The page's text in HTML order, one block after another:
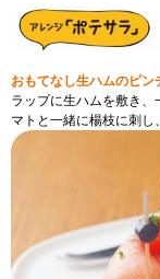
おもてなし生ハムのピン
ラップに生ハムを敷き
マトと一緒に楊枝に刺し